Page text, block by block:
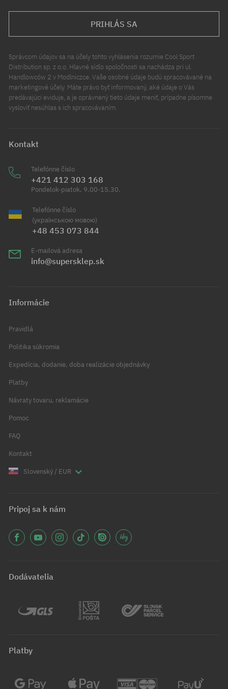
PRIHLÁS SA
Správcom údajov sa na účely tohto vyhlásenia rozumie Cool Sport
Distribution sp. z o.o. Hlavné sídlo spoločnosti sa nachádza pri ul.
Handlowców 2 v Modlniczce. Vaše osobné údaje budú spracovávané na
marketingové účely. Máte právo byť informovaný, aké údaje o Vás
predávajúci eviduje, a je oprávnený tieto údaje meniť, prípadne písomne
vysloviť nesúhlas s ich spracovávaním.
Kontakt
Telefónne číslo
+421 412 303 168
Pondelok-piatok, 9.00-15.30.
Telefónne číslo
(українською мовою)
+48 453 073 844
E-mailová adresa
info@supersklep.sk
Informácie
Pravidlá
Politika súkromia
Expedícia, dodanie, doba realizácie objednávky
Platby
Návraty tovaru, reklamácie
Pomoc
FAQ
Kontakt
Slovenský / EUR
Pripoj sa k nám
Dodávatelia
Platby